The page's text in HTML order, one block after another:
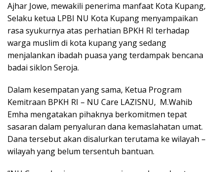
Ajhar Jowe, mewakili penerima manfaat Kota Kupang,
Selaku ketua LPBI NU Kota Kupang menyampaikan
rasa syukurnya atas perhatian BPKH RI terhadap
warga muslim di kota kupang yang sedang
menjalankan ibadah puasa yang terdampak bencana
badai siklon Seroja.
Dalam kesempatan yang sama, Ketua Program
Kemitraan BPKH RI – NU Care LAZISNU, M.Wahib
Emha mengatakan pihaknya berkomitmen tepat
sasaran dalam penyaluran dana kemaslahatan umat.
Dana tersebut akan disalurkan terutama ke wilayah –
wilayah yang belum tersentuh bantuan.